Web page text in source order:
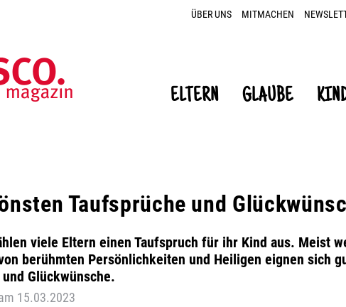
ÜBER UNS MITMACHEN
ELTERN GLAUBE
Taufsprüche und
viele Eltern einen Taufspruch für ihr Kind aus. Meist
berühmten Persönlichkeiten und Heiligen eignen sich
Glückwünsche.
15.03.2023